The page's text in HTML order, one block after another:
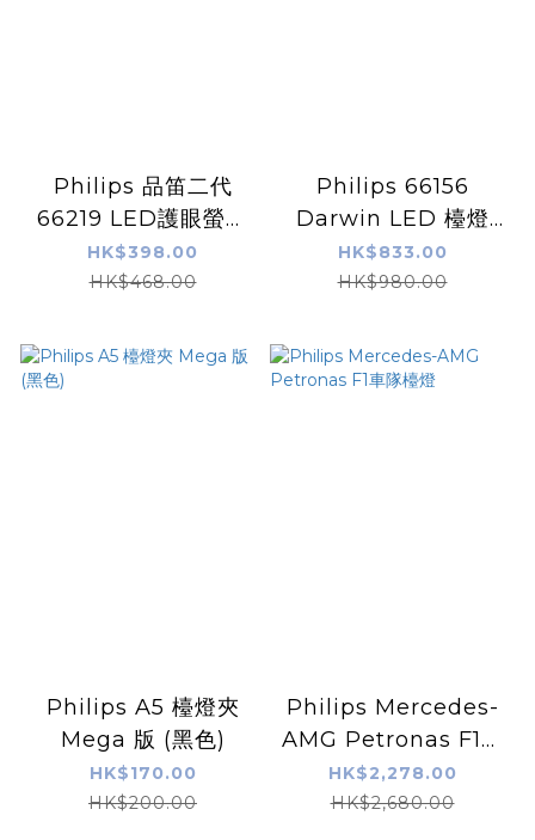
Philips 品笛二代
66219 LED護眼螢幕
掛燈 (燕麥灰)
HK$398.00
HK$468.00
Philips 66156
Darwin LED 檯燈
(白色)
HK$833.00
HK$980.00
Philips A5 檯燈夾
Mega 版 (黑色)
HK$170.00
HK$200.00
Philips Mercedes-
AMG Petronas F1車
隊檯燈
HK$2,278.00
HK$2,680.00